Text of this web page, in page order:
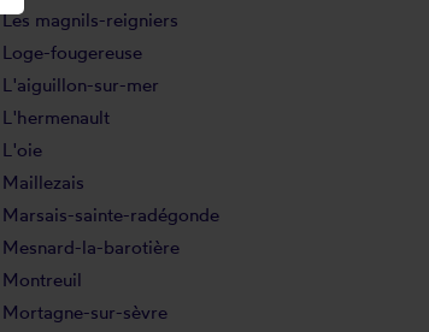
Les magnils-reigniers
Loge-fougereuse
L'aiguillon-sur-mer
L'hermenault
L'oie
Maillezais
Marsais-sainte-radégonde
Mesnard-la-barotière
Montreuil
Mortagne-sur-sèvre